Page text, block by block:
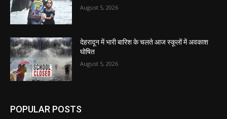
August 5, 2026
देहरादून में भारी बारिश के चलते आज स्कूलों में अवकाश
घोषित
August 5, 2026
POPULAR POSTS